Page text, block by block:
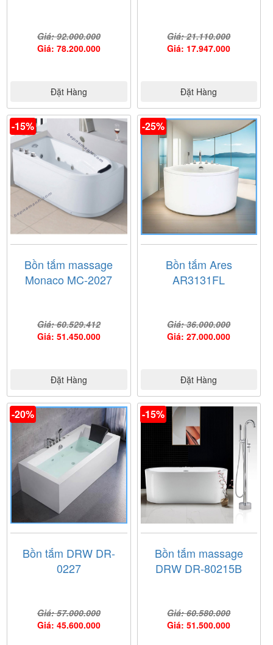
Giá: 92.000.000
Giá: 78.200.000
Đặt Hàng
Giá: 21.110.000
Giá: 17.947.000
Đặt Hàng
-15%
Bồn tắm massage
Monaco MC-2027
Giá: 60.529.412
Giá: 51.450.000
Đặt Hàng
-25%
Bồn tắm Ares
AR3131FL
Giá: 36.000.000
Giá: 27.000.000
Đặt Hàng
-20%
Bồn tắm DRW DR-
0227
Giá: 57.000.000
Giá: 45.600.000
-15%
Bồn tắm massage
DRW DR-80215B
Giá: 60.580.000
Giá: 51.500.000